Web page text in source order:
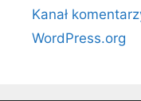
Kanał
WordPress.org